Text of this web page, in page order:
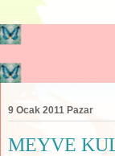
9 Ocak 2011 Pazar
MEYVE